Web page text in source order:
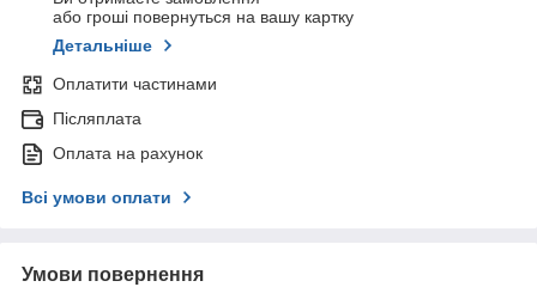
або гроші повернуться на вашу картку
Детальніше
Оплатити частинами
Післяплата
Оплата на рахунок
Всі умови оплати
Умови повернення